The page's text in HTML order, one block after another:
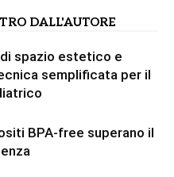
DALL'AUTORE
spazio estetico e
semplificata per il
BPA-free superano il